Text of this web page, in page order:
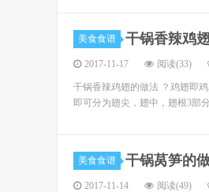
美食食谱 干锅香辣鸡
2017-11-17 阅读(33)
干锅香辣鸡翅的做法 ？鸡翅即
即可分为翅尖，翅中，翅根3部
美食食谱 干锅莴笋的
2017-11-14 阅读(49)